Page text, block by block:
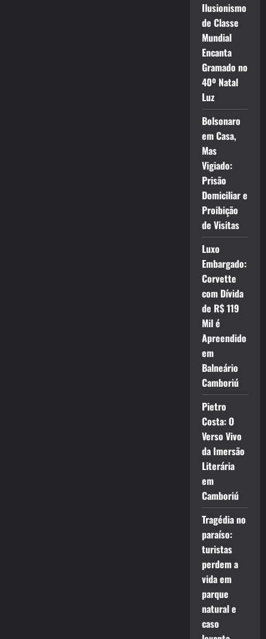
Ilusionismo
de Classe
Mundial
Encanta
Gramado no
40º Natal
Luz
Bolsonaro
em Casa,
Mas
Vigiado:
Prisão
Domiciliar e
Proibição
de Visitas
Luxo
Embargado:
Corvette
com Dívida
de R$ 119
Mil é
Apreendido
em
Balneário
Camboriú
Pietro
Costa: O
Verso Vivo
da Imersão
Literária
em
Camboriú
Tragédia no
paraíso:
turistas
perdem a
vida em
parque
natural e
caso